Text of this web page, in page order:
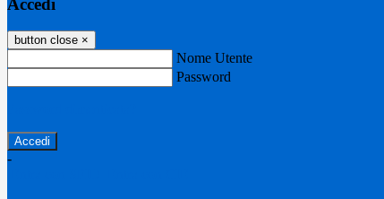
Accedi
button close ×
Nome Utente
Password
-